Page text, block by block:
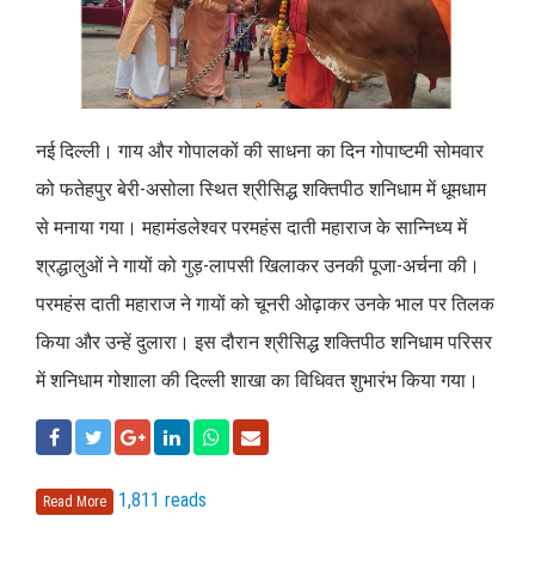
नई दिल्ली। गाय और गोपालकों की साधना का दिन गोपाष्टमी सोमवार
को फतेहपुर बेरी-असोला स्थित श्रीसिद्ध शक्तिपीठ शनिधाम में धूमधाम
से मनाया गया। महामंडलेश्वर परमहंस दाती महाराज के सान्निध्य में
श्रद्धालुओं ने गायों को गुड़-लापसी खिलाकर उनकी पूजा-अर्चना की।
परमहंस दाती महाराज ने गायों को चूनरी ओढ़ाकर उनके भाल पर तिलक
किया और उन्हें दुलारा। इस दौरान श्रीसिद्ध शक्तिपीठ शनिधाम परिसर
में शनिधाम गोशाला की दिल्ली शाखा का विधिवत शुभारंभ किया गया।
Read More 1,811 reads